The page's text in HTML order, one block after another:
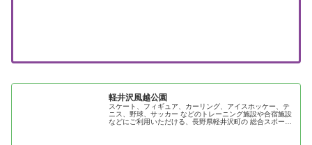
軽井沢風越公園
スケート、フィギュア、カーリング、アイスホッケー、テ
ニス、野球、サッカー などのトレーニング施設や合宿施設
などにご利用いただける、長野県軽井沢町の 総合スポーツ